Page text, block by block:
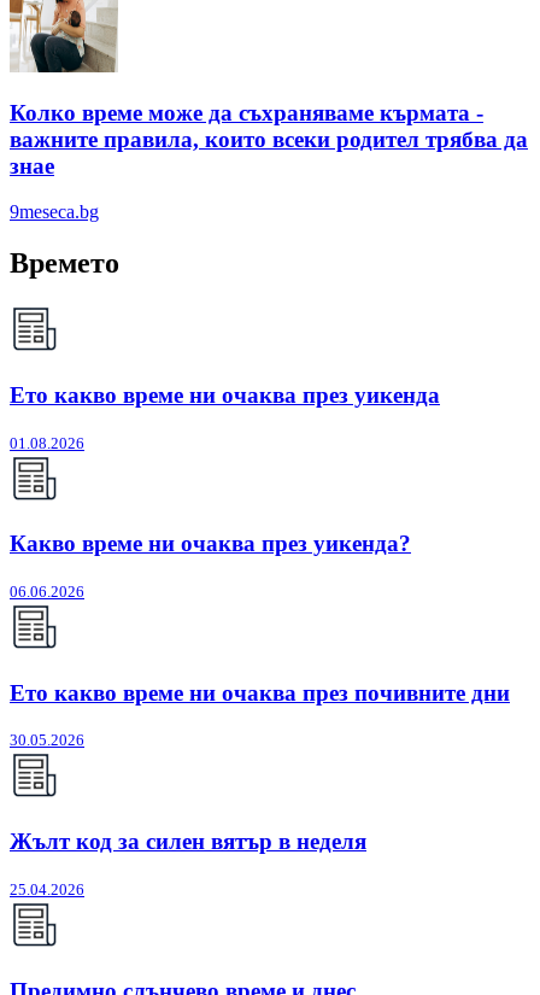
Колко време може да съхраняваме кърмата -
важните правила, които всеки родител трябва да
знае
9meseca.bg
Времето
Ето какво време ни очаква през уикенда
01.08.2026
Какво време ни очаква през уикенда?
06.06.2026
Ето какво време ни очаква през почивните дни
30.05.2026
Жълт код за силен вятър в неделя
25.04.2026